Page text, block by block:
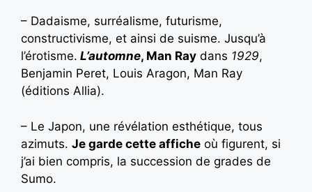
– Dadaisme, surréalisme, futurisme,
constructivisme, et ainsi de suisme. Jusqu’à
l’érotisme. L’automne, Man Ray dans 1929,
Benjamin Peret, Louis Aragon, Man Ray
(éditions Allia).
– Le Japon, une révélation esthétique, tous
azimuts. Je garde cette affiche où figurent, si
j’ai bien compris, la succession de grades de
Sumo.